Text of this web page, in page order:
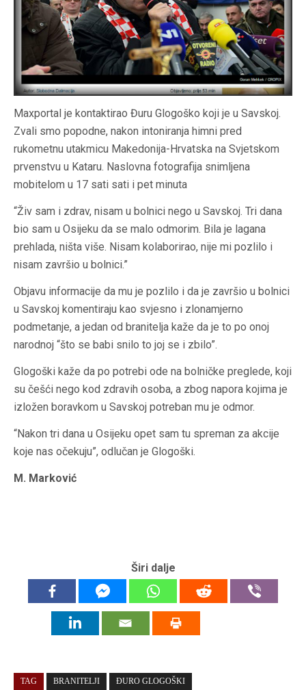
Maxportal je kontaktirao Đuru Glogoško koji je u Savskoj.
Zvali smo popodne, nakon intoniranja himni pred
rukometnu utakmicu Makedonija-Hrvatska na Svjetskom
prvenstvu u Kataru. Naslovna fotografija snimljena
mobitelom u 17 sati sati i pet minuta
“Živ sam i zdrav, nisam u bolnici nego u Savskoj. Tri dana
bio sam u Osijeku da se malo odmorim. Bila je lagana
prehlada, ništa više. Nisam kolaborirao, nije mi pozlilo i
nisam završio u bolnici.”
Objavu informacije da mu je pozlilo i da je završio u bolnici
u Savskoj komentiraju kao svjesno i zlonamjerno
podmetanje, a jedan od branitelja kaže da je to po onoj
narodnoj “što se babi snilo to joj se i zbilo”.
Glogoški kaže da po potrebi ode na bolničke preglede, koji
su češći nego kod zdravih osoba, a zbog napora kojima je
izložen boravkom u Savskoj potreban mu je odmor.
“Nakon tri dana u Osijeku opet sam tu spreman za akcije
koje nas očekuju”, odlučan je Glogoški.
M. Marković
Širi dalje
TAG BRANITELJI ĐURO GLOGOŠKI